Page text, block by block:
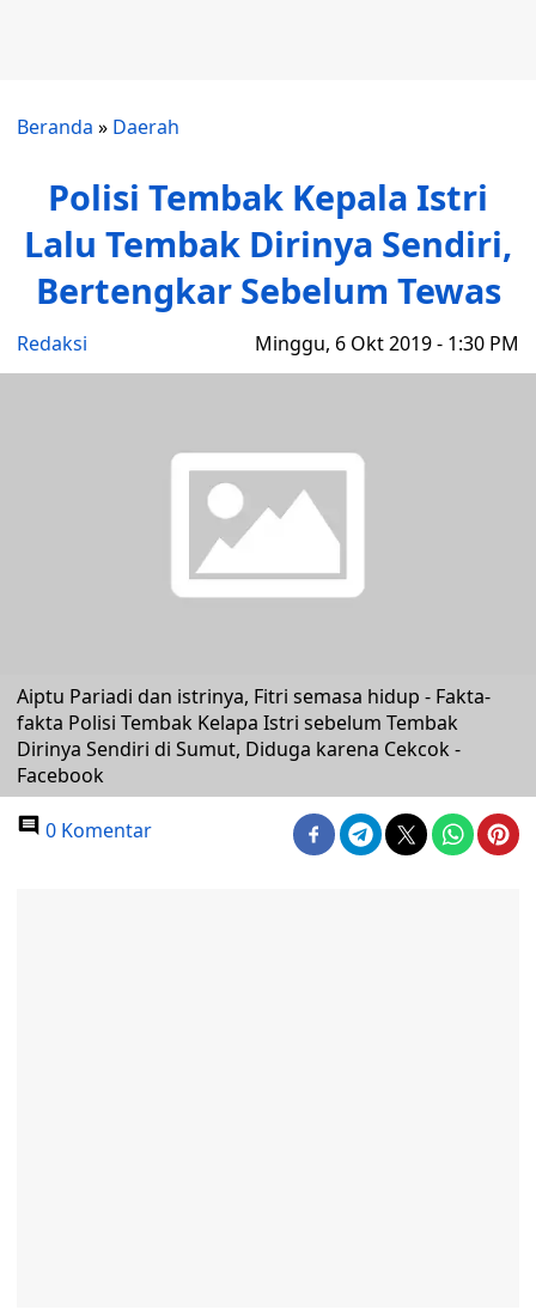
Beranda » Daerah
Polisi Tembak Kepala Istri
Lalu Tembak Dirinya Sendiri,
Bertengkar Sebelum Tewas
Redaksi Minggu, 6 Okt 2019 - 1:30 PM
Aiptu Pariadi dan istrinya, Fitri semasa hidup - Fakta-
fakta Polisi Tembak Kelapa Istri sebelum Tembak
Dirinya Sendiri di Sumut, Diduga karena Cekcok -
Facebook
0 Komentar